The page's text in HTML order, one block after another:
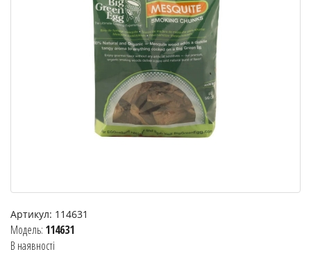
Артикул: 114631
Модель: 114631
В наявності